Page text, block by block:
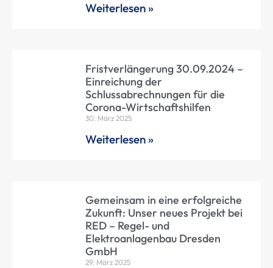
Weiterlesen »
Fristverlängerung 30.09.2024 –
Einreichung der
Schlussabrechnungen für die
Corona-Wirtschaftshilfen
30. März 2025
Weiterlesen »
Gemeinsam in eine erfolgreiche
Zukunft: Unser neues Projekt bei
RED – Regel- und
Elektroanlagenbau Dresden
GmbH
29. März 2025